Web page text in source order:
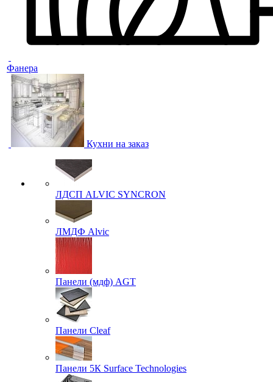
Фанера
Кухни на заказ
ЛДСП ALVIC SYNCRON
ЛМДФ Alvic
Панели (мдф) AGT
Панели Cleaf
Панели 5К Surface Technologies